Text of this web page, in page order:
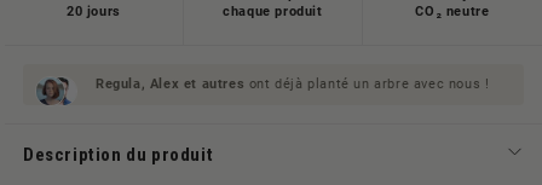
20 jours
chaque produit
CO₂ neutre
Regula, Alex et autres ont déjà planté un arbre avec nous !
Description du produit